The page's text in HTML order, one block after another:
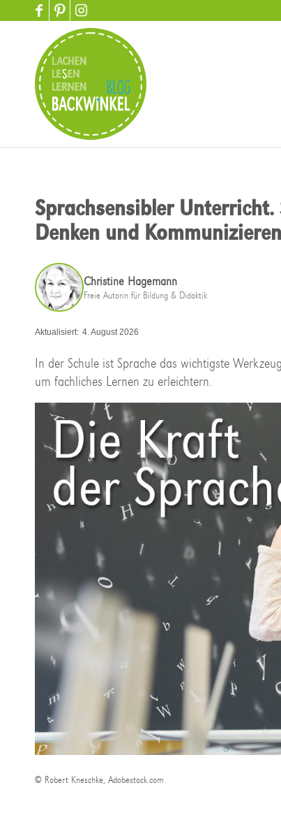
Sprachsensibler Unterricht.
Denken und Kommunizieren
Christine Hagemann
Freie Autorin für Bildung & Didaktik
Aktualisiert: 4. August 2026
In der Schule ist Sprache das wichtigste
um fachliches Lernen zu erleichtern.
© Robert Kneschke, Adobestock.com